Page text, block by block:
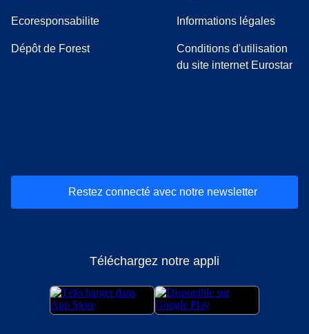
Ecoresponsabilite
Dépôt de Forest
Informations légales
Conditions d'utilisation
du site internet Eurostar
Restez connecté avec notre newsletter
Téléchargez notre appli